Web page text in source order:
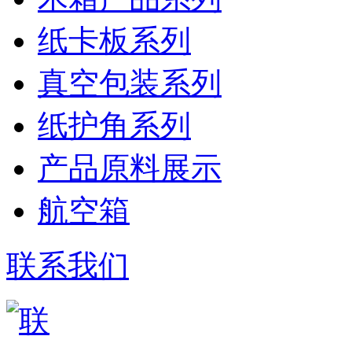
纸卡板系列
真空包装系列
纸护角系列
产品原料展示
航空箱
联系我们